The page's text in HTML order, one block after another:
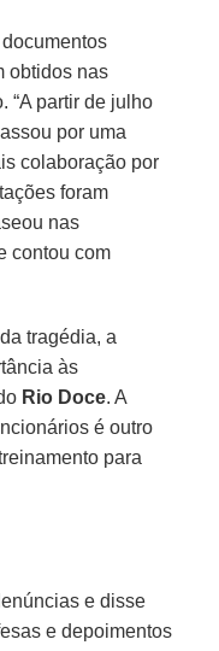
obtidos nas
“A partir de julho
por uma
colaboração por
foram
nas
contou com
tragédia, a
às
Rio Doce. A
é outro
para
e disse
e depoimentos